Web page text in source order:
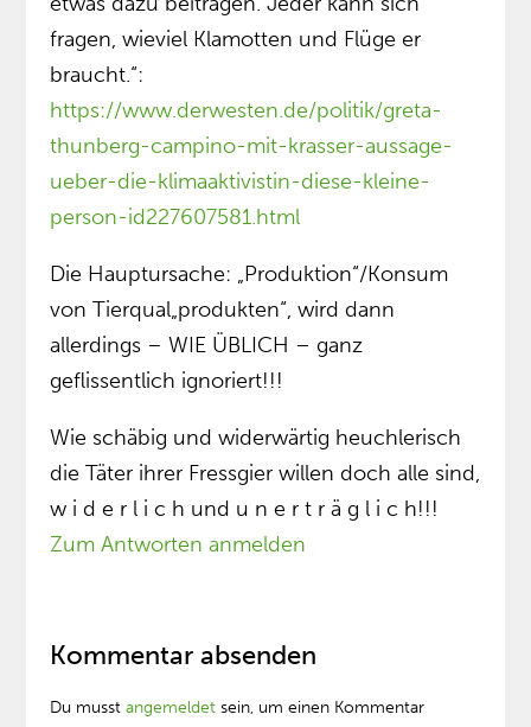
fragen, wieviel Klamotten und Flüge er
braucht.“:
https://www.derwesten.de/politik/greta-
thunberg-campino-mit-krasser-aussage-
ueber-die-klimaaktivistin-diese-kleine-
person-id227607581.html
Die Hauptursache: „Produktion“/Konsum
von Tierqual„produkten“, wird dann
allerdings – WIE ÜBLICH – ganz
geflissentlich ignoriert!!!
Wie schäbig und widerwärtig heuchlerisch
die Täter ihrer Fressgier willen doch alle sind,
w i d e r l i c h und u n e r t r ä g l i c h!!!
Zum Antworten anmelden
Kommentar absenden
Du musstangemeldet sein, um einen Kommentar